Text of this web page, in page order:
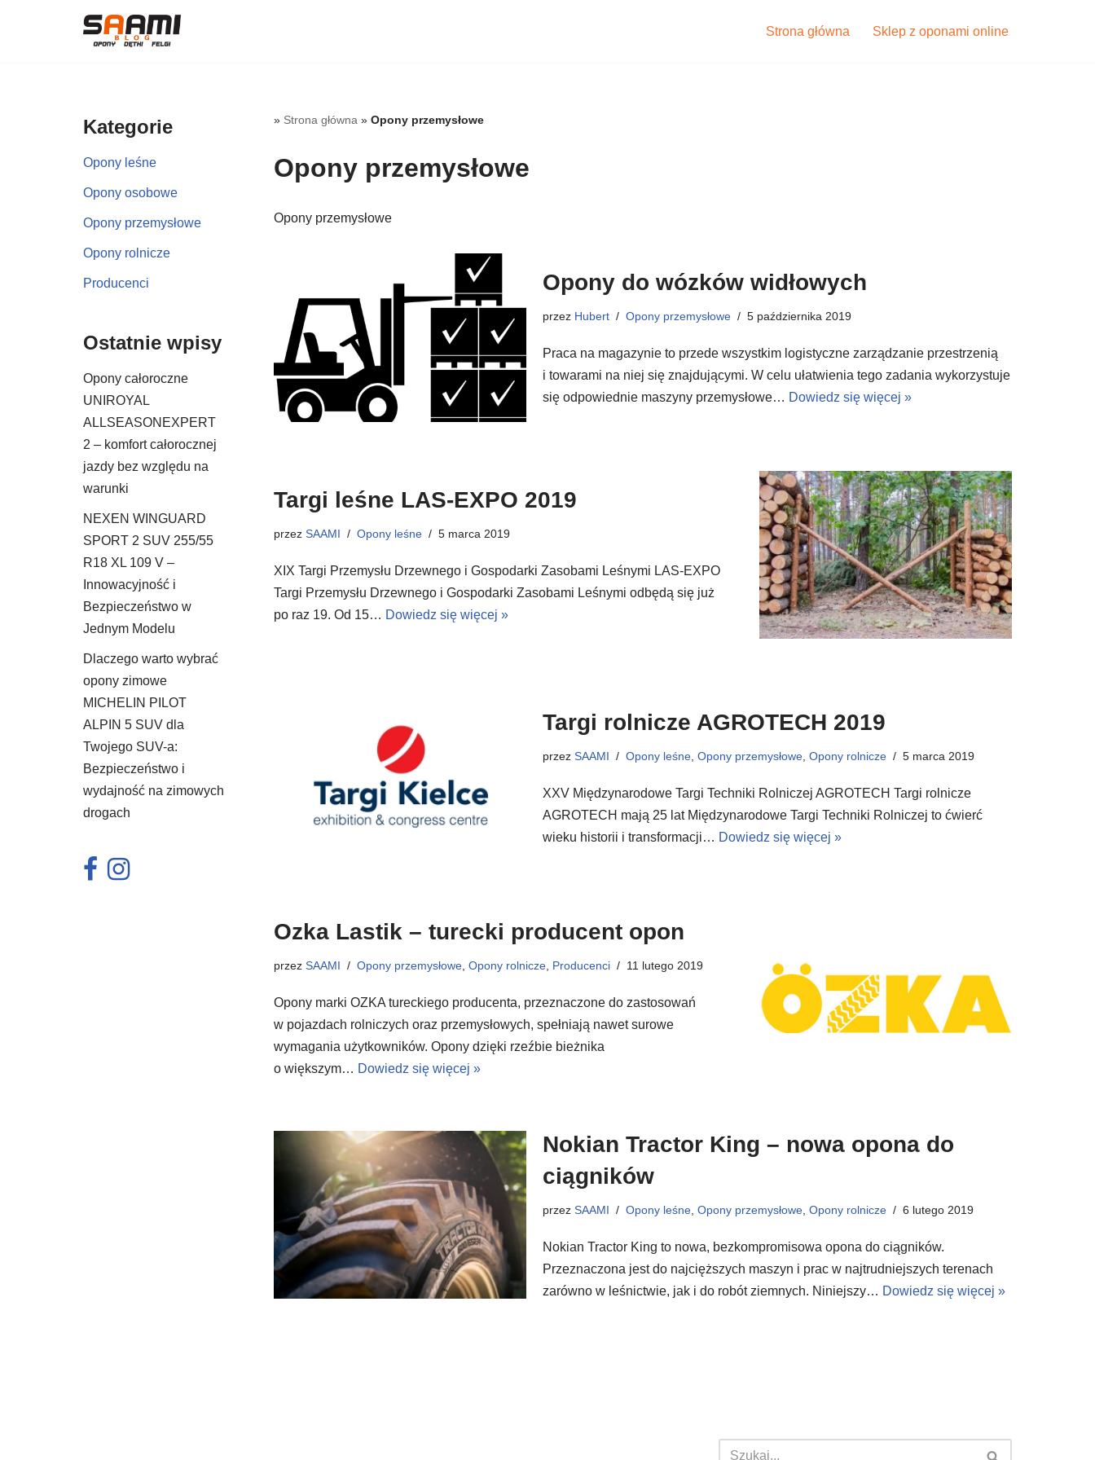
Strona główna Sklep z oponami online
Kategorie
Opony leśne
Opony osobowe
Opony przemysłowe
Opony rolnicze
Producenci
Ostatnie wpisy
Opony całoroczne
UNIROYAL
ALLSEASONEXPERT
2 – komfort całorocznej
jazdy bez względu na
warunki
NEXEN WINGUARD
SPORT 2 SUV 255/55
R18 XL 109 V –
Innowacyjność i
Bezpieczeństwo w
Jednym Modelu
Dlaczego warto wybrać
opony zimowe
MICHELIN PILOT
ALPIN 5 SUV dla
Twojego SUV-a:
Bezpieczeństwo i
wydajność na zimowych
drogach
» Strona główna » Opony przemysłowe
Opony przemysłowe
Opony przemysłowe
Opony do wózków widłowych
przez Hubert Opony przemysłowe 5 października 2019
Praca na magazynie to przede wszystkim logistyczne zarządzanie przestrzenią
i towarami na niej się znajdującymi. W celu ułatwienia tego zadania wykorzystuje
się odpowiednie maszyny przemysłowe… Dowiedz się więcej »
Targi leśne LAS-EXPO 2019
przez SAAMI Opony leśne 5 marca 2019
XIX Targi Przemysłu Drzewnego i Gospodarki Zasobami Leśnymi LAS-EXPO
Targi Przemysłu Drzewnego i Gospodarki Zasobami Leśnymi odbędą się już
po raz 19. Od 15… Dowiedz się więcej »
Targi rolnicze AGROTECH 2019
przezSAAMI Opony leśne ,Opony przemysłowe ,Opony rolnicze 5 marca 2019
XXV Międzynarodowe Targi Techniki Rolniczej AGROTECH Targi rolnicze
AGROTECH mają 25 lat Międzynarodowe Targi Techniki Rolniczej to ćwierć
wieku historii i transformacji… Dowiedz się więcej »
Ozka Lastik – turecki producent opon
przez SAAMI Opony przemysłowe Opony rolnicze Producenci 11 lutego 2019
Opony marki OZKA tureckiego producenta, przeznaczone do zastosowań
w pojazdach rolniczych oraz przemysłowych, spełniają nawet surowe
wymagania użytkowników. Opony dzięki rzeźbie bieżnika
o większym… Dowiedz się więcej »
Nokian Tractor King – nowa opona do
ciągników
przezSAAMI Opony leśne ,Opony przemysłowe ,Opony rolnicze 6 lutego 2019
Nokian Tractor King to nowa, bezkompromisowa opona do ciągników.
Przeznaczona jest do najcięższych maszyn i prac w najtrudniejszych terenach
zarówno w leśnictwie, jak i do robót ziemnych. Niniejszy… Dowiedz się więcej »